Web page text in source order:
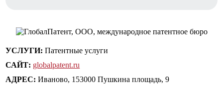
УСЛУГИ: Патентные услуги
САЙТ: globalpatent.ru
АДРЕС: Иваново, 153000 Пушкина площадь, 9